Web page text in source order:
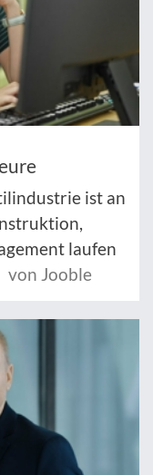
ist an
laufen
von Jooble